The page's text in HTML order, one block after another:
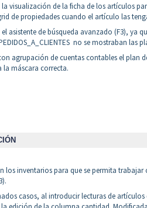
visualización de la ficha de los artículos
de propiedades cuando el artículo las
asistente de búsqueda avanzado (F3), ya
no se mostraban las
agrupación de cuentas contables el plan
la máscara correcta.
los inventarios para que se permita trabajar
casos, al introducir lecturas de